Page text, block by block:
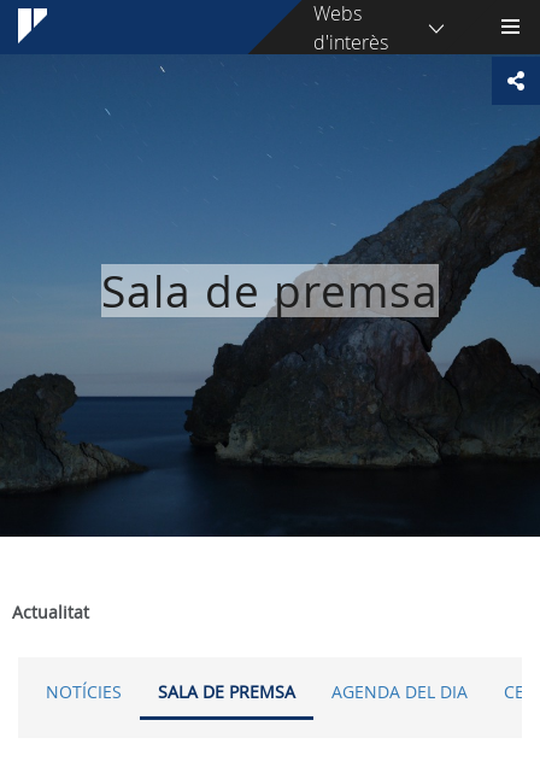
Webs
d'interès
Sala de premsa
Actualitat
NOTÍCIES SALA DE PREMSA AGENDA DEL DIA